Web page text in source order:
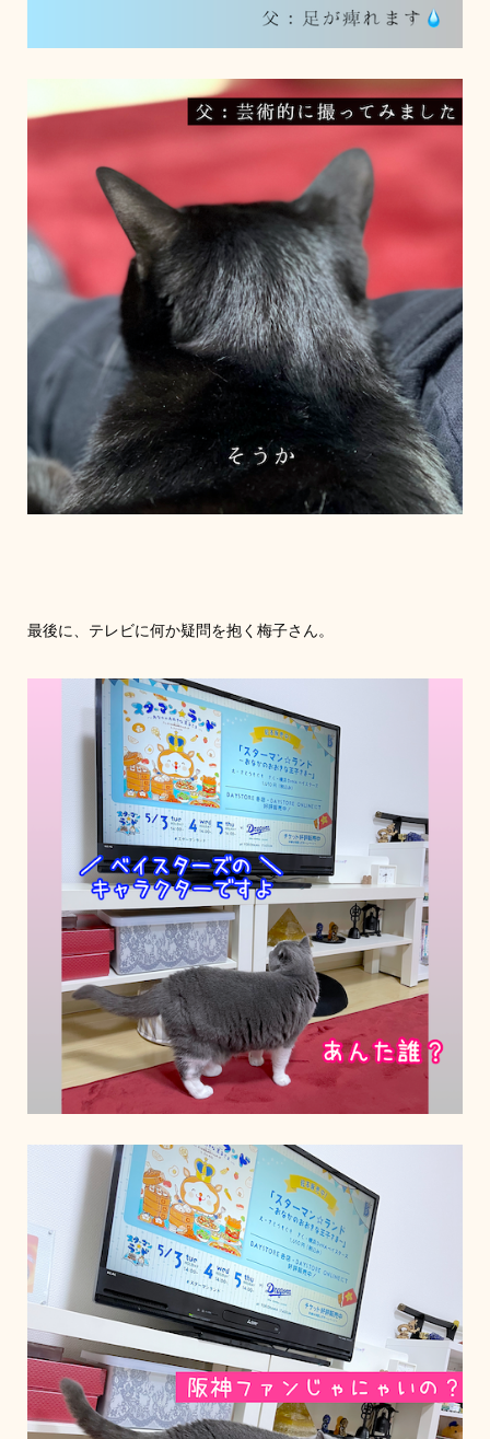
最後に、テレビに何か疑問を抱く梅子さん。